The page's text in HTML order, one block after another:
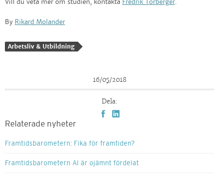
Vill du veta mer om studien, kontakta Fredrik Torberger.
By Rikard Molander
Arbetsliv & Utbildning
16/05/2018
Dela:
Relaterade nyheter
Framtidsbarometern: Fika för framtiden?
Framtidsbarometern AI är ojämnt fördelat